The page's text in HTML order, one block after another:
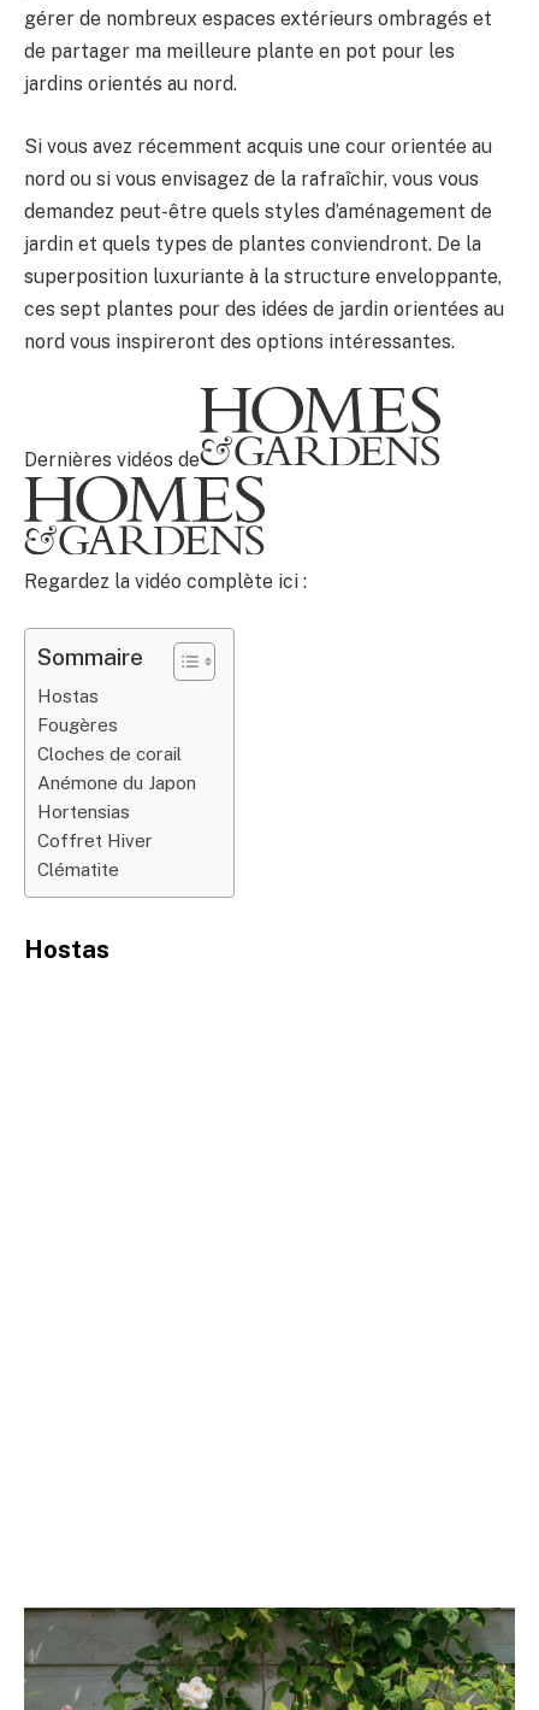
gérer de nombreux espaces extérieurs ombragés et
de partager ma meilleure plante en pot pour les
jardins orientés au nord.
Si vous avez récemment acquis une cour orientée au
nord ou si vous envisagez de la rafraîchir, vous vous
demandez peut-être quels styles d’aménagement de
jardin et quels types de plantes conviendront. De la
superposition luxuriante à la structure enveloppante,
ces sept plantes pour des idées de jardin orientées au
nord vous inspireront des options intéressantes.
Dernières vidéos de
Regardez la vidéo complète ici :
Sommaire
Hostas
Fougères
Cloches de corail
Anémone du Japon
Hortensias
Coffret Hiver
Clématite
Hostas